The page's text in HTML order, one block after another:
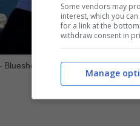
Some vendors may
interest, which you
for a link at the
withdraw consent in
Manage